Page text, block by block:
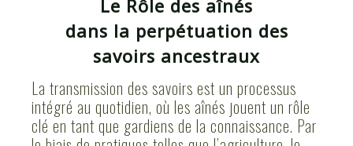
Le Rôle des aînés
dans la perpétuation des
savoirs ancestraux
La transmission des savoirs est un processus
intégré au quotidien, où les aînés jouent un rôle
clé en tant que gardiens de la connaissance. Par